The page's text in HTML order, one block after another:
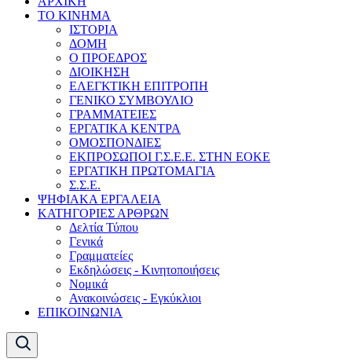
ΤΟ ΚΙΝΗΜΑ
ΙΣΤΟΡΙΑ
ΔΟΜΗ
Ο ΠΡΟΕΔΡΟΣ
ΔΙΟΙΚΗΣΗ
ΕΛΕΓΚΤΙΚΗ ΕΠΙΤΡΟΠΗ
ΓΕΝΙΚΟ ΣΥΜΒΟΥΛΙΟ
ΓΡΑΜΜΑΤΕΙΕΣ
ΕΡΓΑΤΙΚΑ ΚΕΝΤΡΑ
ΟΜΟΣΠΟΝΔΙΕΣ
ΕΚΠΡΟΣΩΠΟΙ Γ.Σ.Ε.Ε. ΣΤΗΝ ΕΟΚΕ
ΕΡΓΑΤΙΚΗ ΠΡΩΤΟΜΑΓΙΑ
Σ.Σ.Ε.
ΨΗΦΙΑΚΑ ΕΡΓΑΛΕΙΑ
ΚΑΤΗΓΟΡΙΕΣ ΑΡΘΡΩΝ
Δελτία Τύπου
Γενικά
Γραμματείες
Εκδηλώσεις - Κινητοποιήσεις
Νομικά
Ανακοινώσεις - Εγκύκλιοι
ΕΠΙΚΟΙΝΩΝΙΑ